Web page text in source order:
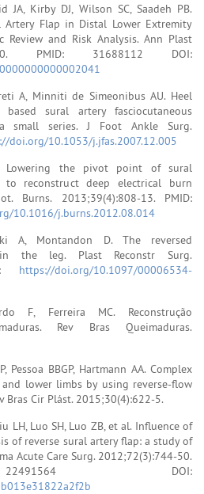
JA, Kirby DJ, Wilson SC, Saadeh PB.
Artery Flap in Distal Lower Extremity
Review and Risk Analysis. Ann Plast
70. PMID: 31688112 DOI:
A, Minniti de Simeonibus AU. Heel
sural artery fasciocutaneous
small series. J Foot Ankle Surg.
doi.org/10.1053/j.jfas.2007.12.005
Lowering the pivot point of sural
to reconstruct deep electrical burn
2013;39(4):808-13. PMID:
10.1016/j.burns.2012.08.014
A, Montandon D. The reversed
in the leg. Plast Reconstr Surg.
https://doi.org/10.1097/00006534-
F, Ferreira MC. Reconstrução
Rev Bras Queimaduras.
Pessoa BBGP, Hartmann AA. Complex
lower limbs by using reverse-flow
Bras Cir Plást. 2015;30(4):622-5.
LH, Luo SH, Luo ZB, et al. Influence of
of reverse sural artery flap: a study of
Acute Care Surg. 2012;72(3):744-50.
DOI: